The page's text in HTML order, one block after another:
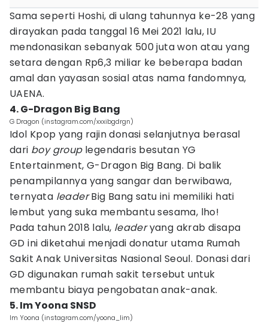
Sama seperti Hoshi, di ulang tahunnya ke-28 yang
dirayakan pada tanggal 16 Mei 2021 lalu, IU
mendonasikan sebanyak 500 juta won atau yang
setara dengan Rp6,3 miliar ke beberapa badan
amal dan yayasan sosial atas nama fandomnya,
UAENA.
4. G-Dragon Big Bang
G Dragon (instagram.com/xxxibgdrgn)
Idol Kpop yang rajin donasi selanjutnya berasal
dari boy group legendaris besutan YG
Entertainment, G-Dragon Big Bang. Di balik
penampilannya yang sangar dan berwibawa,
ternyata leaderBig Bang satu ini memiliki hati
lembut yang suka membantu sesama, lho!
Pada tahun 2018 lalu, leaderyang akrab disapa
GD ini diketahui menjadi donatur utama Rumah
Sakit Anak Universitas Nasional Seoul. Donasi dari
GD digunakan rumah sakit tersebut untuk
membantu biaya pengobatan anak-anak.
5. Im Yoona SNSD
Im Yoona (instagram.com/yoona_lim)